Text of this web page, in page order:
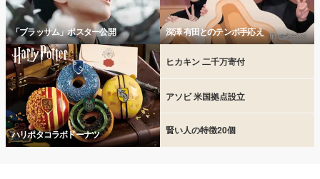
「ブラッサム」ポスター公開 深澤 有田とのテンポ手応え
ハリポタコラボドーナツ
ヒカキン 二千万寄付
アソビ 米国拠点設立
賢い人の特徴20個